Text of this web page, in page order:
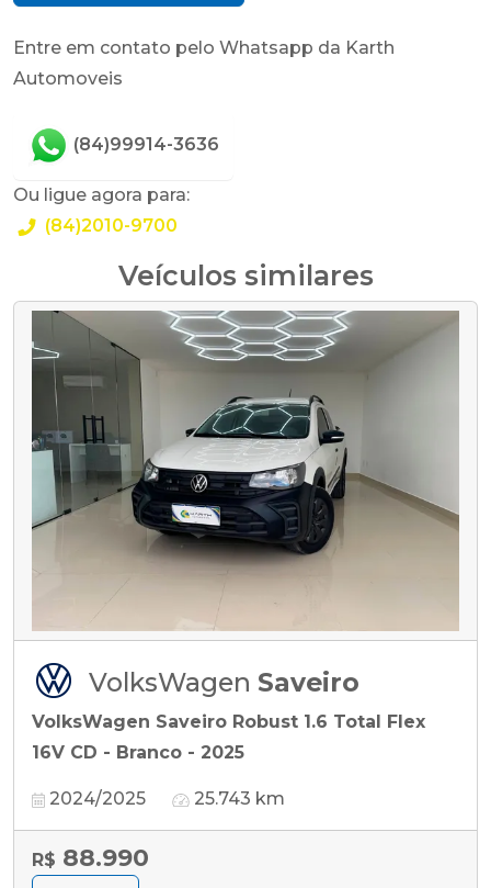
Entre em contato pelo Whatsapp da Karth
Automoveis
(84)99914-3636
Ou ligue agora para:
(84)2010-9700
Veículos similares
VolksWagen Saveiro
VolksWagen Saveiro Robust 1.6 Total Flex
16V CD - Branco - 2025
2024/2025 25.743 km
R$ 88.990